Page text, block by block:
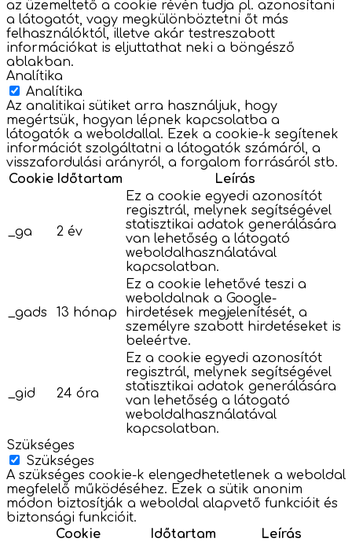
az üzemeltető a cookie révén tudja pl. azonosítani
a látogatót, vagy megkülönböztetni őt más
felhasználóktól, illetve akár testreszabott
információkat is eljuttathat neki a böngésző
ablakban.
Analítika
Analítika
Az analitikai sütiket arra használjuk, hogy
megértsük, hogyan lépnek kapcsolatba a
látogatók a weboldallal. Ezek a cookie-k segítenek
információt szolgáltatni a látogatók számáról, a
visszafordulási arányról, a forgalom forrásáról stb.
Cookie Időtartam Leírás
_ga 2 év
Ez a cookie egyedi azonosítót
regisztrál, melynek segítségével
statisztikai adatok generálására
van lehetőség a látogató
weboldalhasználatával
kapcsolatban.
_gads 13 hónap
Ez a cookie lehetővé teszi a
weboldalnak a Google-
hirdetések megjelenítését, a
személyre szabott hirdetéseket is
beleértve.
_gid 24 óra
Ez a cookie egyedi azonosítót
regisztrál, melynek segítségével
statisztikai adatok generálására
van lehetőség a látogató
weboldalhasználatával
kapcsolatban.
Szükséges
Szükséges
A szükséges cookie-k elengedhetetlenek a weboldal
megfelelő működéséhez. Ezek a sütik anonim
módon biztosítják a weboldal alapvető funkcióit és
biztonsági funkcióit.
Cookie
Időtartam Leírás